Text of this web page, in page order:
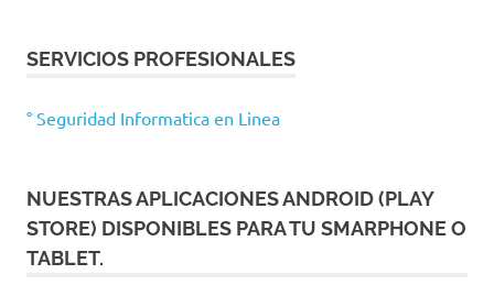
SERVICIOS PROFESIONALES
° Seguridad Informatica en Linea
NUESTRAS APLICACIONES ANDROID (PLAY
STORE) DISPONIBLES PARA TU SMARPHONE O
TABLET.